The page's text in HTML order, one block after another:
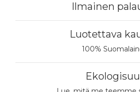
Ilmainen
Luotettava
100%